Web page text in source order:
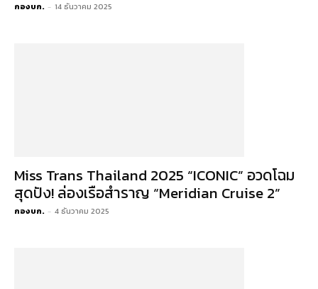
กองบก. - 14 ธันวาคม 2025
Miss Trans Thailand 2025 “ICONIC” อวดโฉม
สุดปัง! ล่องเรือสำราญ “Meridian Cruise 2”
กองบก. - 4 ธันวาคม 2025